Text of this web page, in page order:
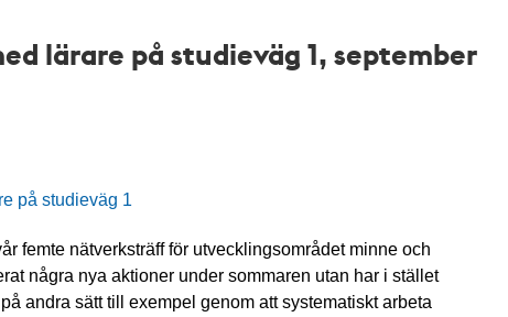
lärare på studieväg 1, september
på studieväg 1
femte nätverksträff för utvecklingsområdet minne och
några nya aktioner under sommaren utan har i stället
andra sätt till exempel genom att systematiskt arbeta